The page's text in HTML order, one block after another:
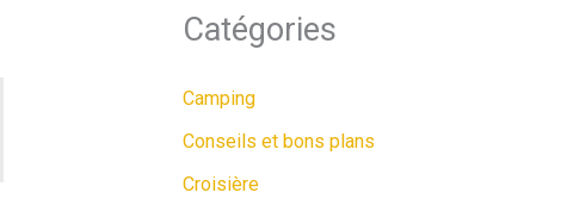
Catégories
Camping
Conseils et bons plans
Croisière